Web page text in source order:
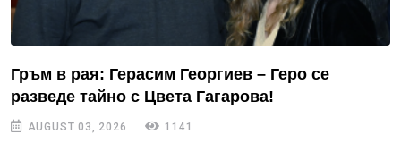
Гръм в рая: Герасим Георгиев – Геро се
разведе тайно с Цвета Гагарова!
AUGUST 03, 2026 1141